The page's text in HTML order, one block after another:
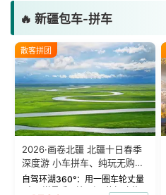
🔥 新疆包车-拼车
散客拼团
2026·画卷北疆 北疆十日春季
深度游 小车拼车、纯玩无购
物！
自驾环湖360°：用一圈车轮丈量
“大西洋最后一滴眼泪”的极致蔚